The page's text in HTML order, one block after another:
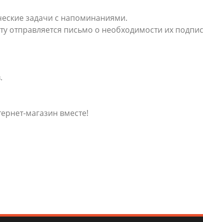
задачи с напоминаниями.
отправляется письмо о необходимости их
магазин вместе!